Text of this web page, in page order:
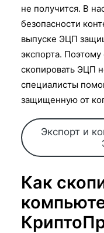
не получится. В
безопасности
выпуске ЭЦП
экспорта.
скопировать ЭЦП
специалисты
защищенную от
Экспорт и
Как